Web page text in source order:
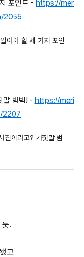
포인트 - https://mer
2055
아야 할 세 가지 포인
말 범벅! - https://meri
2207
진이라고? 거짓말 범
듯.
고